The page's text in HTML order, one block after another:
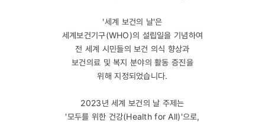
'세계 보건의 날'은
세계보건기구(WHO)의 설립일을 기념하여
전 세계 시민들의 보건 의식 향상과
보건의료 및 복지 분야의 활동 증진을
위해 지정되었습니다.
2023년 세계 보건의 날 주제는
'모두를 위한 건강(Health for All)'으로,